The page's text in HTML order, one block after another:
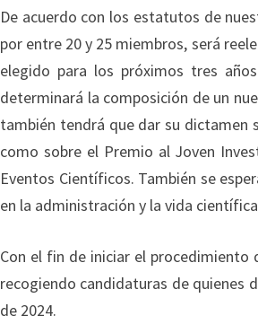
De acuerdo con los estatutos de
por entre 20 y 25 miembros, será
elegido para los próximos tres
determinará la composición de un
también tendrá que dar su dictamen
como sobre el Premio al Joven
Eventos Científicos. También se
en la administración y la vida
Con el fin de iniciar el procedimiento
recogiendo candidaturas de quienes
de 2024.